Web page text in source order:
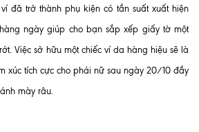
ví đã trở thành phụ kiện có tần suất xuất hiện
ngày giúp cho bạn sắp xếp giấy tờ một
Việc sở hữu một chiếc ví da hàng hiệu sẽ là
xúc tích cực cho phái nữ sau ngày 20/10 đầy
mày râu.